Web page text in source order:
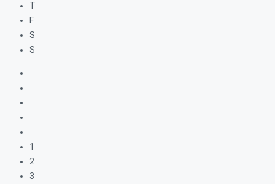
T
F
S
S
1
2
3